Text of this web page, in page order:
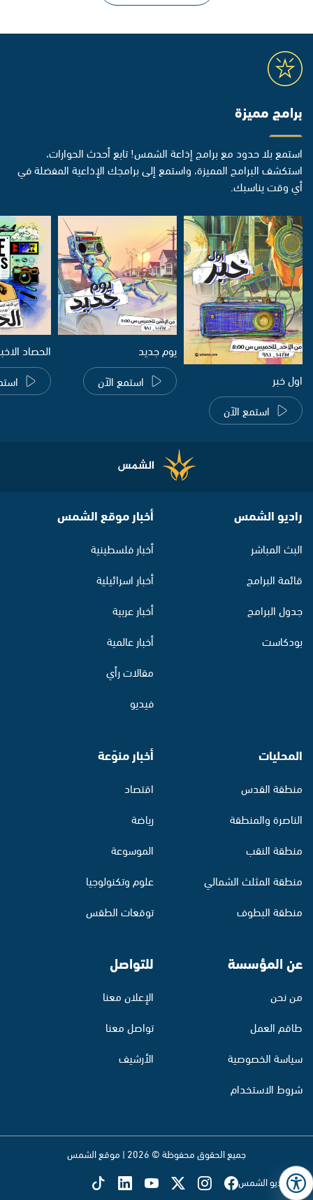
برامج مميزة
استمع بلا حدود مع برامج إذاعة الشمس! تابع أحدث الحوارات،
استكشف البرامج المميزة، واستمع إلى برامجك الإذاعية المفضلة في
أي وقت يناسبك.
اول خبر
استمع الآن
يوم جديد
استمع الآن
الحصاد
راديو الشمس
البث المباشر
قائمة البرامج
جدول البرامج
بودكاست
أخبار موقع الشمس
أخبار فلسطينية
أخبار اسرائيلية
أخبار عربية
أخبار عالمية
مقالات رأي
فيديو
المحليات
منطقة القدس
الناصرة والمنطقة
منطقة النقب
منطقة المثلث الشمالي
منطقة البطوف
أخبار منوّعة
اقتصاد
رياضة
الموسوعة
علوم وتكنولوجيا
توقعات الطقس
عن المؤسسة
من نحن
طاقم العمل
سياسة الخصوصية
شروط الاستخدام
للتواصل
الإعلان معنا
تواصل معنا
الأرشيف
جميع الحقوق محفوظة © 2026 | موقع الشمس
تابع راديو الشمس